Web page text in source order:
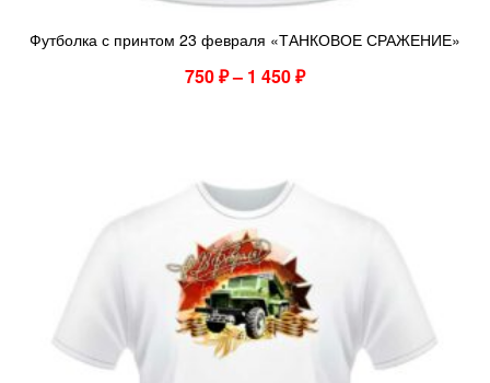
Футболка с принтом 23 февраля «ТАНКОВОЕ СРАЖЕНИЕ»
750₽– 1 450₽